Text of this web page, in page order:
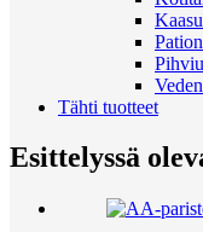
Tähti tuotteet
Esittelyssä